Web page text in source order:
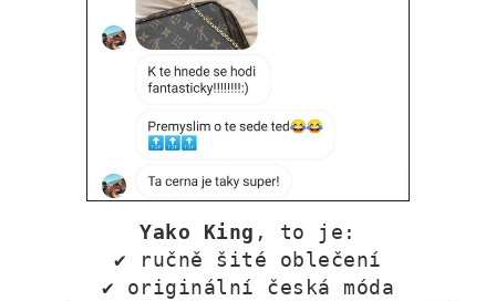
Yako King , to je:
✔
ručně šité oblečení
✔ originální česká móda